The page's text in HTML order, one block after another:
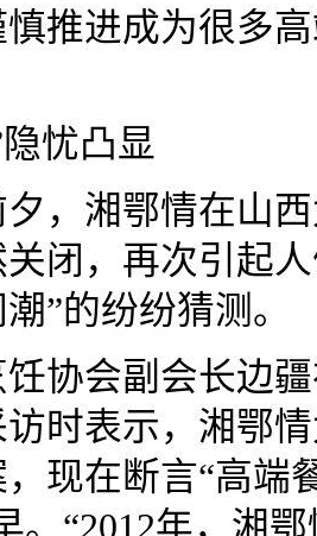
推进成为很多
忧凸显
，湘鄂情在山
闭，再次引起
”的纷纷猜测。
协会副会长边
时表示，湘鄂
现在断言“高端
。“2012年，湘